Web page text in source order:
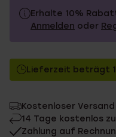
Erhalte 10%
Anmelden oder
Ohne Mitgliederrabatt
Mit Mitgliederrabatt
Lieferzeit beträgt
Kostenloser
14 Tage kostenlos
Zahlung auf